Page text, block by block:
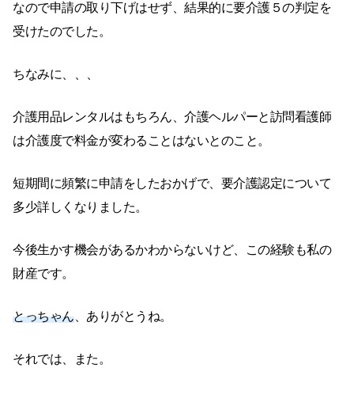
なので申請の取り下げはせず、結果的に要介護５の判定を
受けたのでした。
ちなみに、、、
介護用品レンタルはもちろん、介護ヘルパーと訪問看護師
は介護度で料金が変わることはないとのこと。
短期間に頻繁に申請をしたおかげで、要介護認定について
多少詳しくなりました。
今後生かす機会があるかわからないけど、この経験も私の
財産です。
とっちゃん、ありがとうね。
それでは、また。